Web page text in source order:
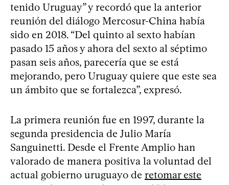
tenido Uruguay” y recordó que la anterior
reunión del diálogo Mercosur-China había
sido en 2018. “Del quinto al sexto habían
pasado 15 años y ahora del sexto al séptimo
pasan seis años, parecería que se está
mejorando, pero Uruguay quiere que este sea
un ámbito que se fortalezca”, expresó.
La primera reunión fue en 1997, durante la
segunda presidencia de Julio María
Sanguinetti. Desde el Frente Amplio han
valorado de manera positiva la voluntad del
actual gobierno uruguayo de retomar este